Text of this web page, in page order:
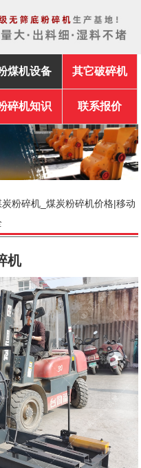
煤机设备 其它破碎机
碎机知识 联系报价
炭粉碎机_煤炭粉碎机价格|移动
机